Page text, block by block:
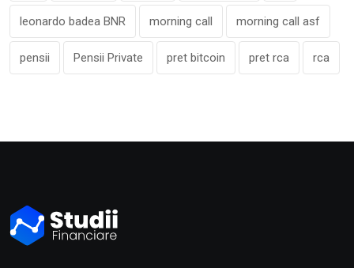
leonardo badea BNR morning call morning call asf
pensii Pensii Private pret bitcoin pret rca rca